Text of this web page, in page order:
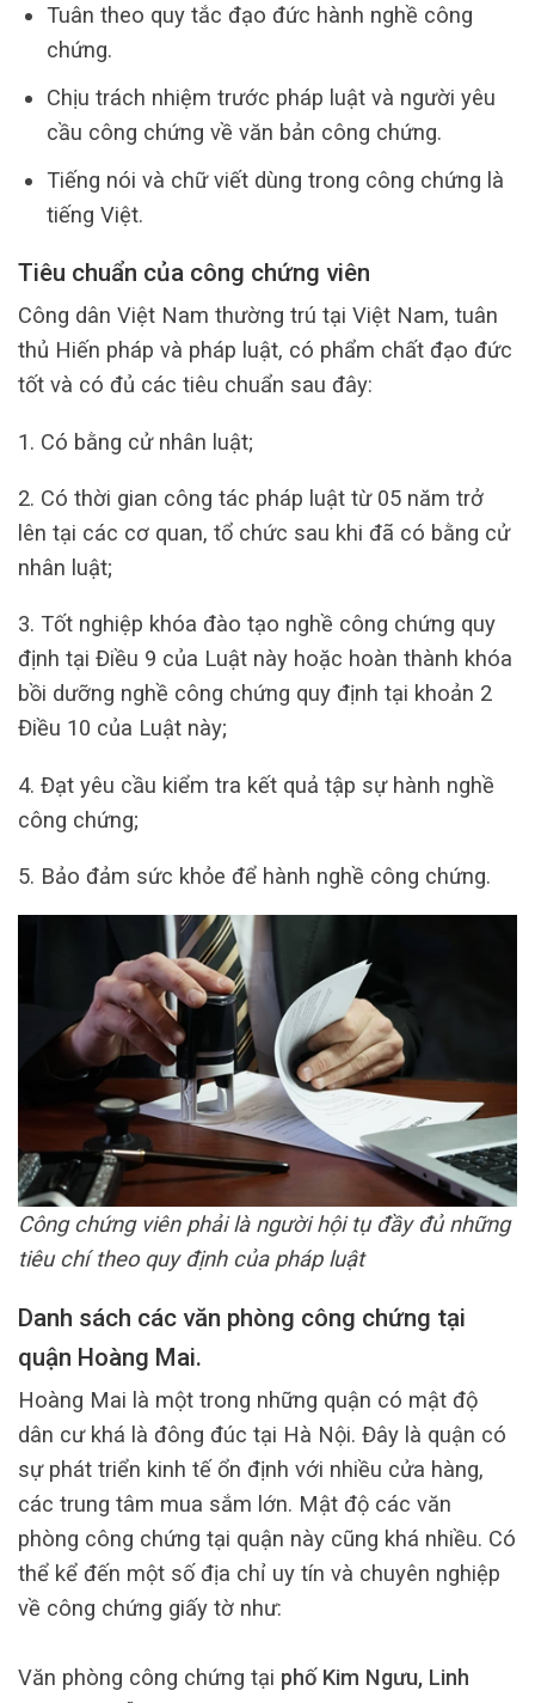
Tuân theo quy tắc đạo đức hành nghề công
chứng.
Chịu trách nhiệm trước pháp luật và người yêu
cầu công chứng về văn bản công chứng.
Tiếng nói và chữ viết dùng trong công chứng là
tiếng Việt.
Tiêu chuẩn của công chứng viên
Công dân Việt Nam thường trú tại Việt Nam, tuân
thủ Hiến pháp và pháp luật, có phẩm chất đạo đức
tốt và có đủ các tiêu chuẩn sau đây:
1. Có bằng cử nhân luật;
2. Có thời gian công tác pháp luật từ 05 năm trở
lên tại các cơ quan, tổ chức sau khi đã có bằng cử
nhân luật;
3. Tốt nghiệp khóa đào tạo nghề công chứng quy
định tại Điều 9 của Luật này hoặc hoàn thành khóa
bồi dưỡng nghề công chứng quy định tại khoản 2
Điều 10 của Luật này;
4. Đạt yêu cầu kiểm tra kết quả tập sự hành nghề
công chứng;
5. Bảo đảm sức khỏe để hành nghề công chứng.
Công chứng viên phải là người hội tụ đầy đủ những
tiêu chí theo quy định của pháp luật
Danh sách các văn phòng công chứng tại
quận Hoàng Mai.
Hoàng Mai là một trong những quận có mật độ
dân cư khá là đông đúc tại Hà Nội. Đây là quận có
sự phát triển kinh tế ổn định với nhiều cửa hàng,
các trung tâm mua sắm lớn. Mật độ các văn
phòng công chứng tại quận này cũng khá nhiều. Có
thể kể đến một số địa chỉ uy tín và chuyên nghiệp
về công chứng giấy tờ như:
Văn phòng công chứng tại phố Kim Ngưu, Linh